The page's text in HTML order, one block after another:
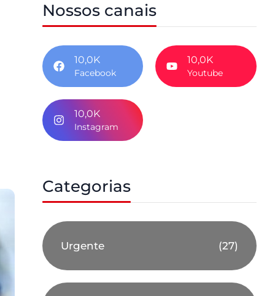
Nossos canais
10,0K
Facebook
10,0K
Youtube
10,0K
Instagram
Categorias
Urgente (27)